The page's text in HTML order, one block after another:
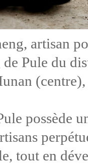
artisan
de Pule du
possède
tout en